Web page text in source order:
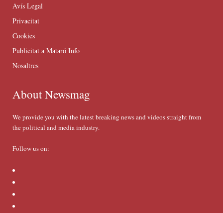
Avís Legal
Privacitat
Cookies
Publicitat a Mataró Info
Nosaltres
About Newsmag
We provide you with the latest breaking news and videos straight from
the political and media industry.
Follow us on: